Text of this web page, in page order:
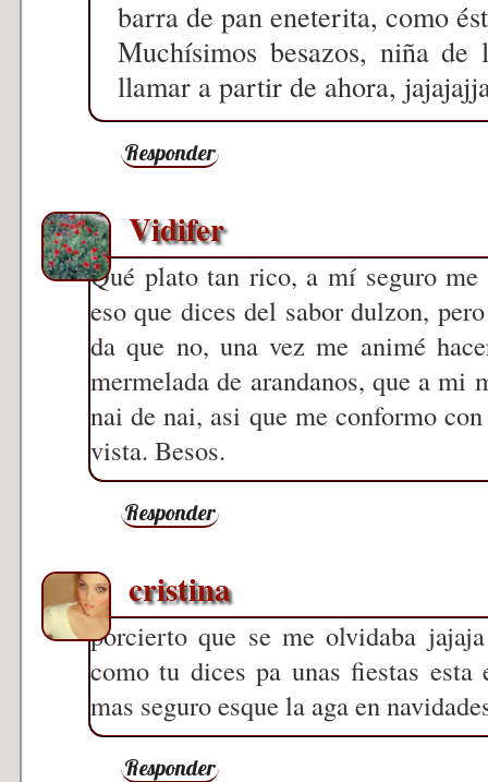
barra de pan eneterita, como
Muchísimos besazos, niña
llamar a partir de ahora,
Responder
Vidifer
Qué plato tan rico, a mí seguro me
eso que dices del sabor dulzon,
da que no, una vez me animé
mermelada de arandanos, que a mi
nai de nai, asi que me conformo
vista. Besos.
Responder
cristina
porcierto que se me olvidaba
como tu dices pa unas fiestas
mas seguro esque la aga en
Responder